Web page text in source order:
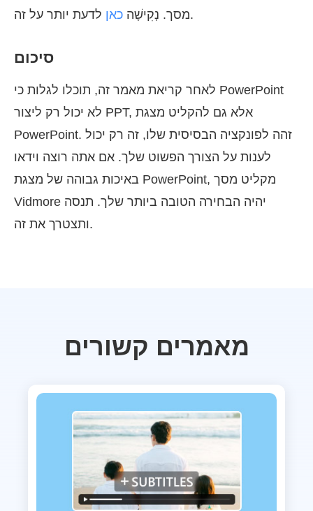
מסך. נְקִישָׁה כאן לדעת יותר על זה.
סיכום
לאחר קריאת מאמר זה, תוכלו לגלות כי PowerPoint
לא יכול רק ליצור PPT, אלא גם להקליט מצגת
PowerPoint. זהה לפונקציה הבסיסית שלו, זה רק יכול
לענות על הצורך הפשוט שלך. אם אתה רוצה וידאו
באיכות גבוהה של מצגת PowerPoint, מקליט מסך
Vidmore יהיה הבחירה הטובה ביותר שלך. תנסה
ותצטרך את זה.
מאמרים קשורים